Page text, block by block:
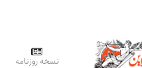
نسخه روزنامه